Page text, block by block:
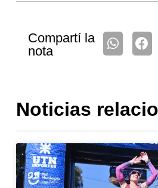
Compartí la
nota
Noticias